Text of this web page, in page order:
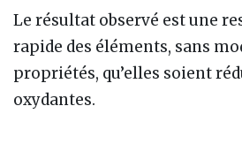
Le résultat observé est une
rapide des éléments, sans
propriétés, qu’elles soient
oxydantes.